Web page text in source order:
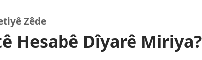
Zêde
Hesabê Dîyarê Miriya?